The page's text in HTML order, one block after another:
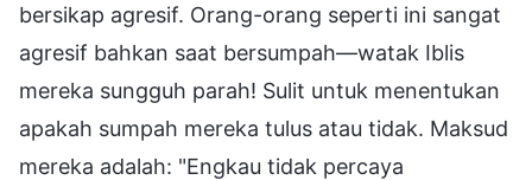
bersikap agresif. Orang-orang seperti ini sangat
agresif bahkan saat bersumpah—watak Iblis
mereka sungguh parah! Sulit untuk menentukan
apakah sumpah mereka tulus atau tidak. Maksud
mereka adalah: "Engkau tidak percaya